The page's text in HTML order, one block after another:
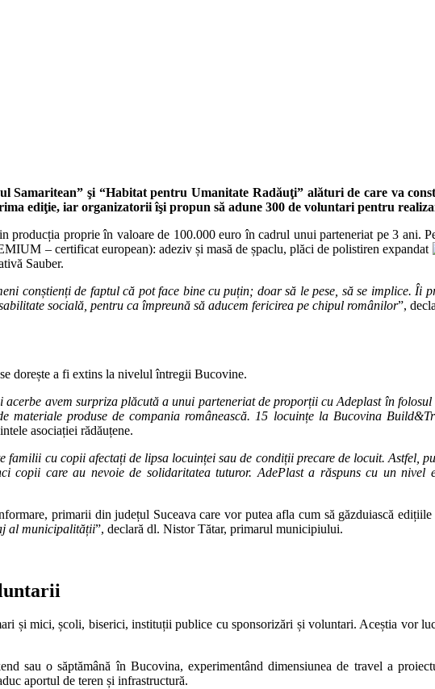
Samaritean” şi “Habitat pentru Umanitate Radăuţi” alături de care va
ediţie, iar organizatorii îşi propun să adune 300 de voluntari pentru
producția proprie în valoare de 100.000 euro în cadrul unui parteneriat pe 3 ani.
– certificat european): adeziv și masă de șpaclu, plăci de polistiren expandat
Sauber.
conștienți de faptul că pot face bine cu puțin; doar să le pese, să se implice. Îi
socială, pentru ca împreună să aducem fericirea pe chipul românilor”,
dorește a fi extins la nivelul întregii Bucovine.
avem surpriza plăcută a unui parteneriat de proporții cu Adeplast în
produse de compania românească. 15 locuințe la Bucovina
asociației rădăuțene.
familii cu copii afectați de lipsa locuinței sau de condiții precare de locuit. Astfel,
care au nevoie de solidaritatea tuturor. AdePlast a răspuns cu un nivel
primarii din județul Suceava care vor putea afla cum să găzduiască
al municipalității”, declară dl. Nistor Tătar, primarul municipiului.
și mici, școli, biserici, instituții publice cu sponsorizări și voluntari. Aceștia vor
sau o săptămână în Bucovina, experimentând dimensiunea de travel a
aportul de teren și infrastructură.